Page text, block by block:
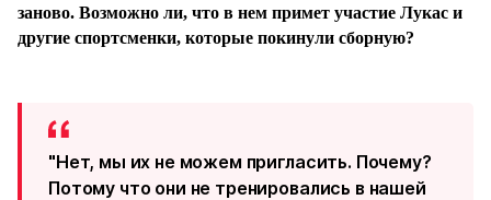
заново. Возможно ли, что в нем примет участие Лукас и
другие спортсменки, которые покинули сборную?
"Нет, мы их не можем пригласить. Почему?
Потому что они не тренировались в нашей